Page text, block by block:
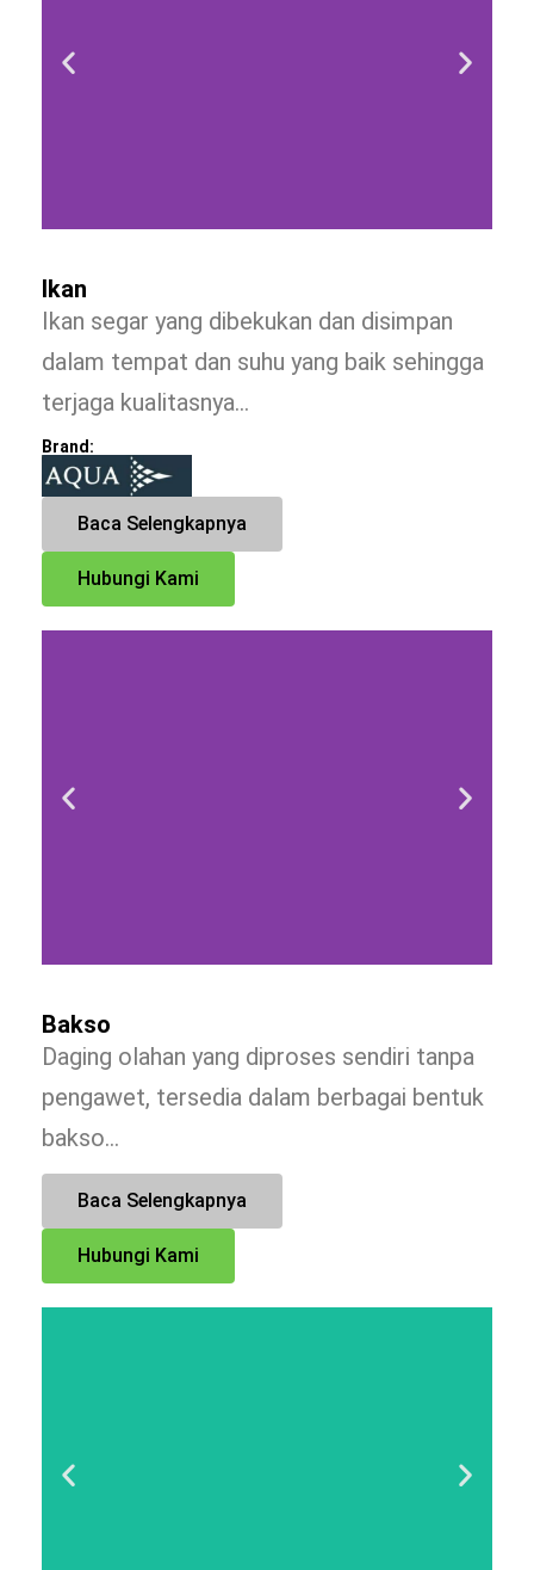
Ikan
Ikan segar yang dibekukan dan disimpan
dalam tempat dan suhu yang baik sehingga
terjaga kualitasnya…
Brand:
Baca Selengkapnya
Hubungi Kami
Bakso
Daging olahan yang diproses sendiri tanpa
pengawet, tersedia dalam berbagai bentuk
bakso…
Baca Selengkapnya
Hubungi Kami